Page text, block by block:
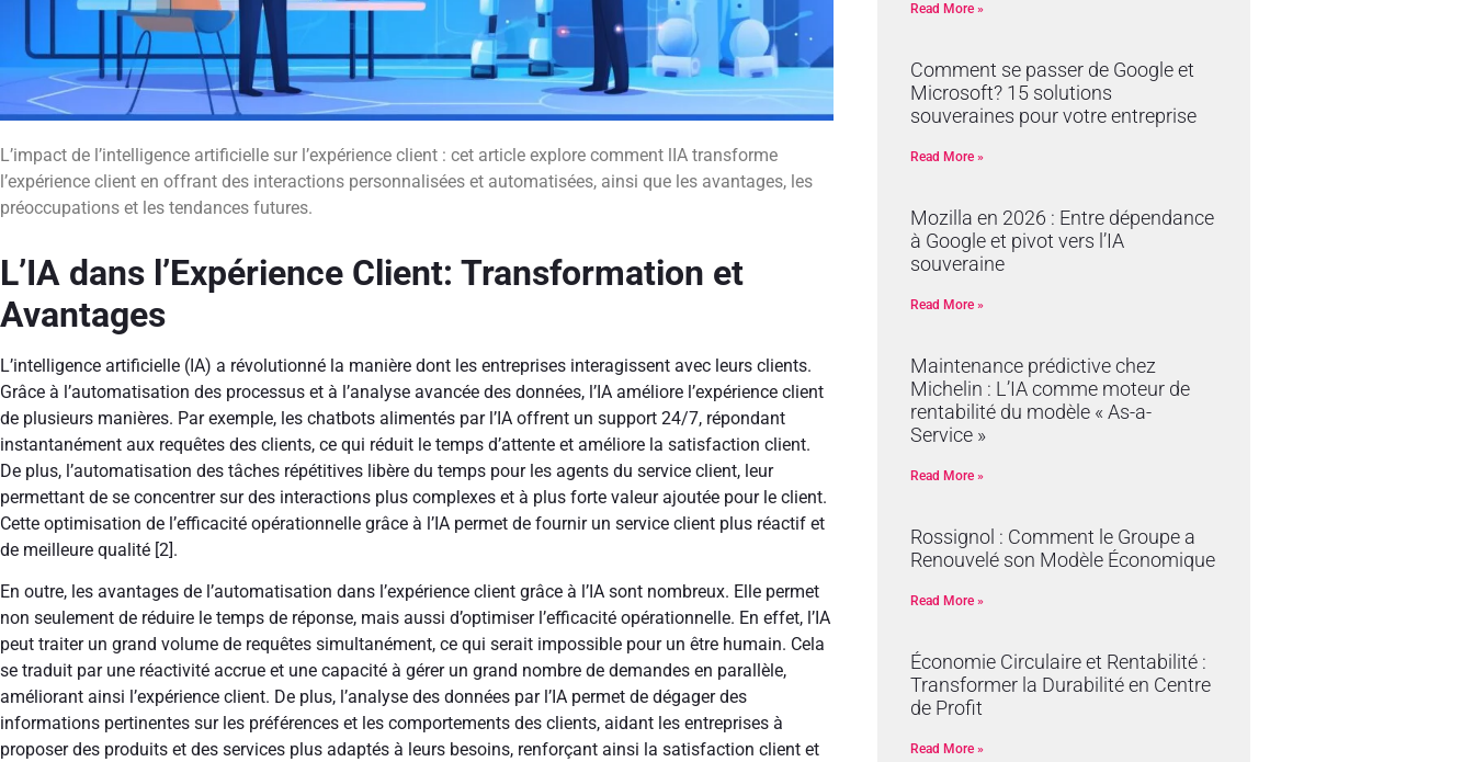
L’impact de l’intelligence artificielle sur l’expérience client : cet article explore comment lIA transforme
l’expérience client en offrant des interactions personnalisées et automatisées, ainsi que les avantages, les
préoccupations et les tendances futures.
L’IA dans l’Expérience Client: Transformation et
Avantages
L’intelligence artificielle (IA) a révolutionné la manière dont les entreprises interagissent avec leurs clients.
Grâce à l’automatisation des processus et à l’analyse avancée des données, l’IA améliore l’expérience client
de plusieurs manières. Par exemple, les chatbots alimentés par l’IA offrent un support 24/7, répondant
instantanément aux requêtes des clients, ce qui réduit le temps d’attente et améliore la satisfaction client.
De plus, l’automatisation des tâches répétitives libère du temps pour les agents du service client, leur
permettant de se concentrer sur des interactions plus complexes et à plus forte valeur ajoutée pour le client.
Cette optimisation de l’efficacité opérationnelle grâce à l’IA permet de fournir un service client plus réactif et
de meilleure qualité [2].
En outre, les avantages de l’automatisation dans l’expérience client grâce à l’IA sont nombreux. Elle permet
non seulement de réduire le temps de réponse, mais aussi d’optimiser l’efficacité opérationnelle. En effet, l’IA
peut traiter un grand volume de requêtes simultanément, ce qui serait impossible pour un être humain. Cela
se traduit par une réactivité accrue et une capacité à gérer un grand nombre de demandes en parallèle,
améliorant ainsi l’expérience client. De plus, l’analyse des données par l’IA permet de dégager des
informations pertinentes sur les préférences et les comportements des clients, aidant les entreprises à
proposer des produits et des services plus adaptés à leurs besoins, renforçant ainsi la satisfaction client et
Read More »
Comment se passer de Google et
Microsoft? 15 solutions
souveraines pour votre entreprise
Read More »
Mozilla en 2026 : Entre dépendance
à Google et pivot vers l’IA
souveraine
Read More »
Maintenance prédictive chez
Michelin : L’IA comme moteur de
rentabilité du modèle « As-a-
Service »
Read More »
Rossignol : Comment le Groupe a
Renouvelé son Modèle Économique
Read More »
Économie Circulaire et Rentabilité :
Transformer la Durabilité en Centre
de Profit
Read More »